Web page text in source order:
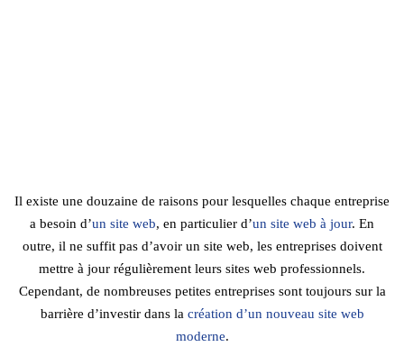
Il existe une douzaine de raisons pour lesquelles chaque entreprise
a besoin d’un site web, en particulier d’un site web à jour. En
outre, il ne suffit pas d’avoir un site web, les entreprises doivent
mettre à jour régulièrement leurs sites web professionnels.
Cependant, de nombreuses petites entreprises sont toujours sur la
barrière d’investir dans la création d’un nouveau site web
moderne.